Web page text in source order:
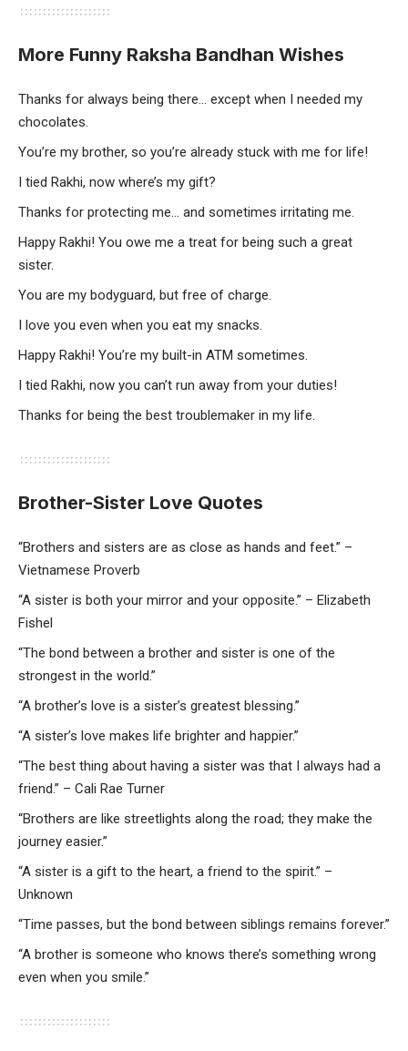
More Funny Raksha Bandhan Wishes
Thanks for always being there… except when I needed my
chocolates.
You’re my brother, so you’re already stuck with me for life!
I tied Rakhi, now where’s my gift?
Thanks for protecting me… and sometimes irritating me.
Happy Rakhi! You owe me a treat for being such a great
sister.
You are my bodyguard, but free of charge.
I love you even when you eat my snacks.
Happy Rakhi! You’re my built-in ATM sometimes.
I tied Rakhi, now you can’t run away from your duties!
Thanks for being the best troublemaker in my life.
Brother-Sister Love Quotes
“Brothers and sisters are as close as hands and feet.” –
Vietnamese Proverb
“A sister is both your mirror and your opposite.” – Elizabeth
Fishel
“The bond between a brother and sister is one of the
strongest in the world.”
“A brother’s love is a sister’s greatest blessing.”
“A sister’s love makes life brighter and happier.”
“The best thing about having a sister was that I always had a
friend.” – Cali Rae Turner
“Brothers are like streetlights along the road; they make the
journey easier.”
“A sister is a gift to the heart, a friend to the spirit.” –
Unknown
“Time passes, but the bond between siblings remains forever.”
“A brother is someone who knows there’s something wrong
even when you smile.”